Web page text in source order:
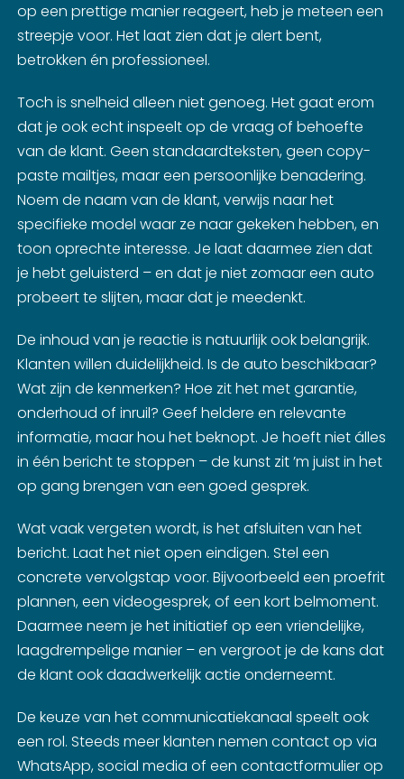
op een prettige manier reageert, heb je meteen een
streepje voor. Het laat zien dat je alert bent,
betrokken én professioneel.
Toch is snelheid alleen niet genoeg. Het gaat erom
dat je ook echt inspeelt op de vraag of behoefte
van de klant. Geen standaardteksten, geen copy-
paste mailtjes, maar een persoonlijke benadering.
Noem de naam van de klant, verwijs naar het
specifieke model waar ze naar gekeken hebben, en
toon oprechte interesse. Je laat daarmee zien dat
je hebt geluisterd – en dat je niet zomaar een auto
probeert te slijten, maar dat je meedenkt.
De inhoud van je reactie is natuurlijk ook belangrijk.
Klanten willen duidelijkheid. Is de auto beschikbaar?
Wat zijn de kenmerken? Hoe zit het met garantie,
onderhoud of inruil? Geef heldere en relevante
informatie, maar hou het beknopt. Je hoeft niet álles
in één bericht te stoppen – de kunst zit ’m juist in het
op gang brengen van een goed gesprek.
Wat vaak vergeten wordt, is het afsluiten van het
bericht. Laat het niet open eindigen. Stel een
concrete vervolgstap voor. Bijvoorbeeld een proefrit
plannen, een videogesprek, of een kort belmoment.
Daarmee neem je het initiatief op een vriendelijke,
laagdrempelige manier – en vergroot je de kans dat
de klant ook daadwerkelijk actie onderneemt.
De keuze van het communicatiekanaal speelt ook
een rol. Steeds meer klanten nemen contact op via
WhatsApp, social media of een contactformulier op